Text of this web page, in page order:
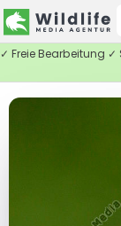
✓ Freie Bearbeitung